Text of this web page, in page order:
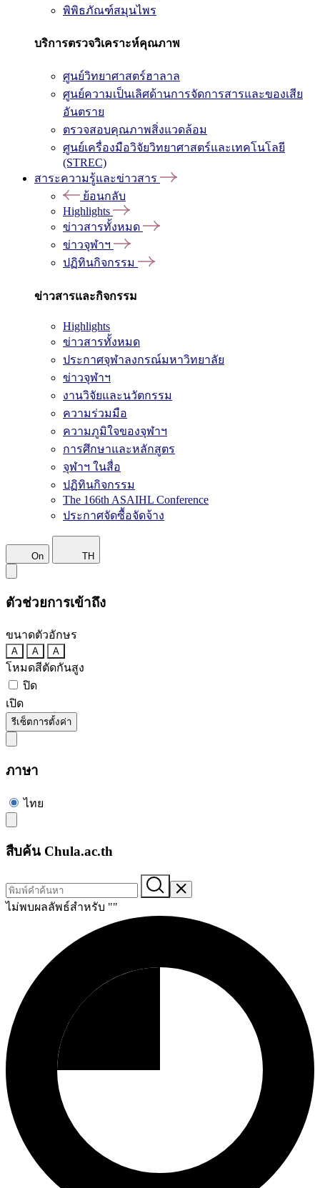
พิพิธภัณฑ์สมุนไพร
บริการตรวจวิเคราะห์คุณภาพ
ศูนย์วิทยาศาสตร์ฮาลาล
ศูนย์ความเป็นเลิศด้านการจัดการสารและของเสีย
อันตราย
ตรวจสอบคุณภาพสิ่งแวดล้อม
ศูนย์เครื่องมือวิจัยวิทยาศาสตร์และเทคโนโลยี
(STREC)
สาระความรู้และข่าวสาร
ย้อนกลับ
Highlights
ข่าวสารทั้งหมด
ข่าวจุฬาฯ
ปฏิทินกิจกรรม
ข่าวสารและกิจกรรม
Highlights
ข่าวสารทั้งหมด
ประกาศจุฬาลงกรณ์มหาวิทยาลัย
ข่าวจุฬาฯ
งานวิจัยและนวัตกรรม
ความร่วมมือ
ความภูมิใจของจุฬาฯ
การศึกษาและหลักสูตร
จุฬาฯ ในสื่อ
ปฏิทินกิจกรรม
The 166th ASAIHL Conference
ประกาศจัดซื้อจัดจ้าง
On TH
ตัวช่วยการเข้าถึง
ขนาดตัวอักษร
A A A
โหมดสีตัดกันสูง
ปิด
เปิด
รีเซ็ตการตั้งค่า
ภาษา
ไทย
สืบค้น Chula.ac.th
ไม่พบผลลัพธ์สำหรับ ""